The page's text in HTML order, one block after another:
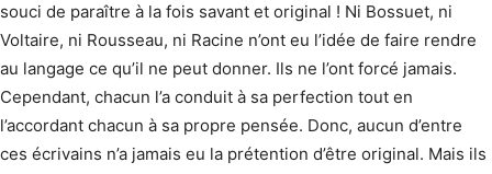
souci de paraître à la fois savant et original ! Ni Bossuet, ni
Voltaire, ni Rousseau, ni Racine n’ont eu l’idée de faire rendre
au langage ce qu’il ne peut donner. Ils ne l’ont forcé jamais.
Cependant, chacun l’a conduit à sa perfection tout en
l’accordant chacun à sa propre pensée. Donc, aucun d’entre
ces écrivains n’a jamais eu la prétention d’être original. Mais ils